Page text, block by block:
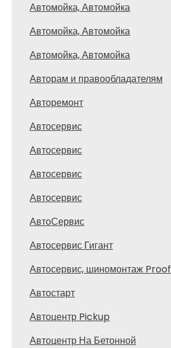
Автомойка, Автомойка
Автомойка, Автомойка
Автомойка, Автомойка
Авторам и правообладателям
Авторемонт
Автосервис
Автосервис
Автосервис
Автосервис
АвтоСервис
Автосервис Гигант
Автосервис, шиномонтаж Proof
Автостарт
Автоцентр Pickup
Автоцентр На Бетонной